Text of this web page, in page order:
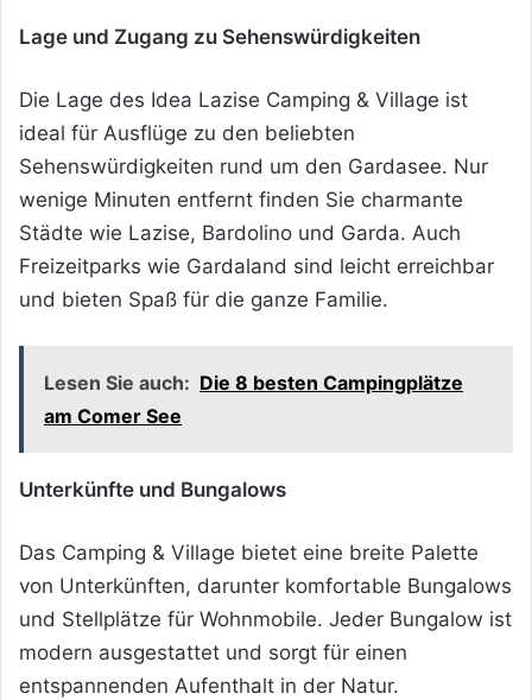
Lage und Zugang zu Sehenswürdigkeiten
Die Lage des Idea Lazise Camping & Village ist
ideal für Ausflüge zu den beliebten
Sehenswürdigkeiten rund um den Gardasee. Nur
wenige Minuten entfernt finden Sie charmante
Städte wie Lazise, Bardolino und Garda. Auch
Freizeitparks wie Gardaland sind leicht erreichbar
und bieten Spaß für die ganze Familie.
Lesen Sie auch: Die 8 besten Campingplätze
am Comer See
Unterkünfte und Bungalows
Das Camping & Village bietet eine breite Palette
von Unterkünften, darunter komfortable Bungalows
und Stellplätze für Wohnmobile. Jeder Bungalow ist
modern ausgestattet und sorgt für einen
entspannenden Aufenthalt in der Natur.